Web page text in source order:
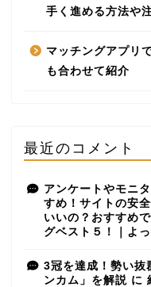
手く進める方法や
マッチングアプリ
も合わせて紹介
最近のコメント
アンケートやモニ
すめ！サイトの安
いいの？おすすめ
グベスト５！｜よ
3冠を達成！勢い抜
ンカム」を解説 に